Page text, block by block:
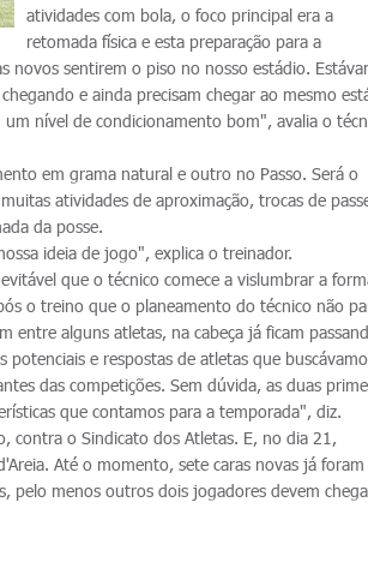
atividades com bola, o foco principal era a
retomada física e esta preparação para a
novos sentirem o piso no nosso estádio.
e ainda precisam chegar ao mesmo
nível de condicionamento bom", avalia o
em grama natural e outro no Passo. Será o
atividades de aproximação, trocas de
da posse.
ideia de jogo", explica o treinador.
que o técnico comece a vislumbrar a
o treino que o planeamento do técnico não
alguns atletas, na cabeça já ficam
e respostas de atletas que
das competições. Sem dúvida, as duas
que contamos para a temporada", diz.
contra o Sindicato dos Atletas. E, no dia 21,
Até o momento, sete caras novas já foram
pelo menos outros dois jogadores devem